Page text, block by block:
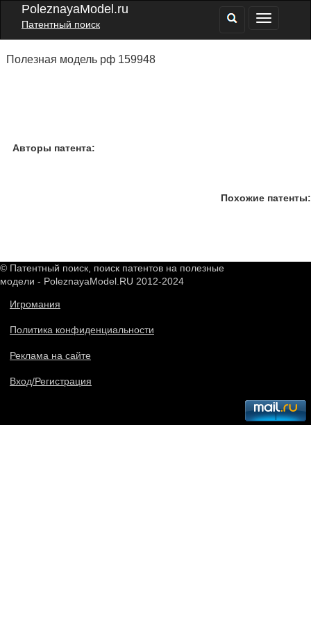
PoleznayaModel.ru
Патентный поиск
Полезная модель рф 159948
Авторы патента:
Похожие патенты:
© Патентный поиск, поиск патентов на полезные
модели - PoleznayaModel.RU 2012-2024
Игромания
Политика конфиденциальности
Реклама на сайте
Вход/Регистрация